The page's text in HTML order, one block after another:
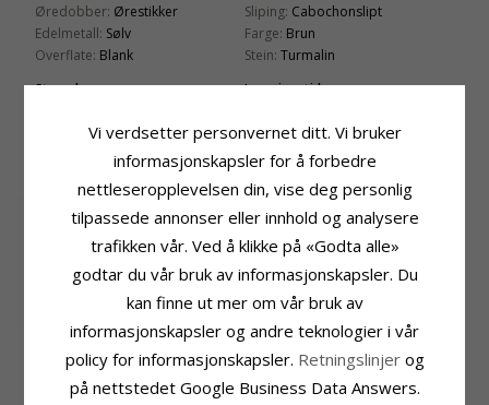
Øredobber: Ørestikker
Edelmetall: Sølv
Overflate: Blank
Sliping: Cabochonslipt
Farge: Brun
Stein: Turmalin
Størrelse
Leveringstid
KUNDER KJØPER OGSÅ
12 mm Bali creol i
oksidert sterlingsølv
CHANTI-pris 263,-
Vi verdsetter personvernet ditt. Vi bruker
informasjonskapsler for å forbedre
nettleseropplevelsen din, vise deg personlig
tilpassede annonser eller innhold og analysere
trafikken vår. Ved å klikke på «Godta alle»
godtar du vår bruk av informasjonskapsler. Du
kan finne ut mer om vår bruk av
informasjonskapsler og andre teknologier i vår
policy for informasjonskapsler. Retningslinjer og
på nettstedet Google Business Data Answers.